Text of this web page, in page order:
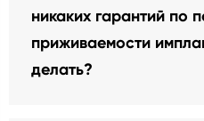
никаких гарантий по
приживаемости
делать?